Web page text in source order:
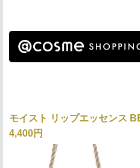
モイスト リップエッセンス
4,400円